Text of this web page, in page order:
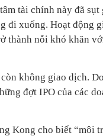
tài chính này đã sụt
đi xuống. Hoạt động
thành nỗi khó khăn
không giao dịch.
đợt IPO của các
Kong cho biết “môi